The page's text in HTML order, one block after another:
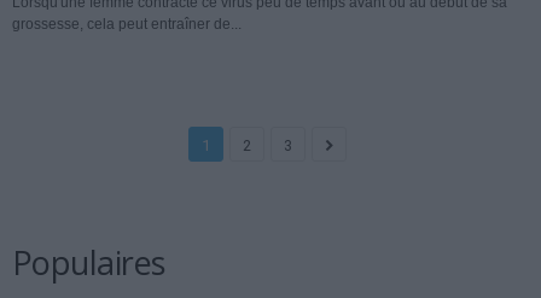
grossesse, cela peut entraîner de...
1 2 3
Populaires